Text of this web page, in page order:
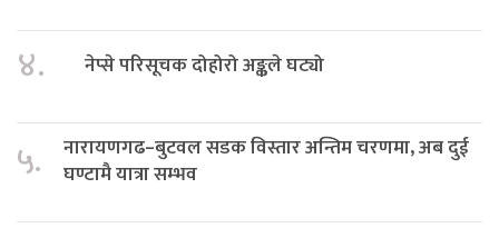
४. नेप्से परिसूचक दोहोरो अङ्कले घट्यो
५.
नारायणगढ–बुटवल सडक विस्तार अन्तिम चरणमा, अब दुई
घण्टामै यात्रा सम्भव